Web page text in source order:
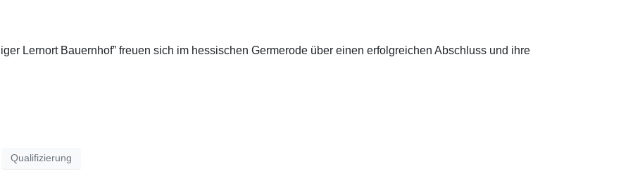
Lernort Bauernhof” freuen sich im hessischen Germerode über einen erfolgreichen Abschluss und ihre
Qualifizierung